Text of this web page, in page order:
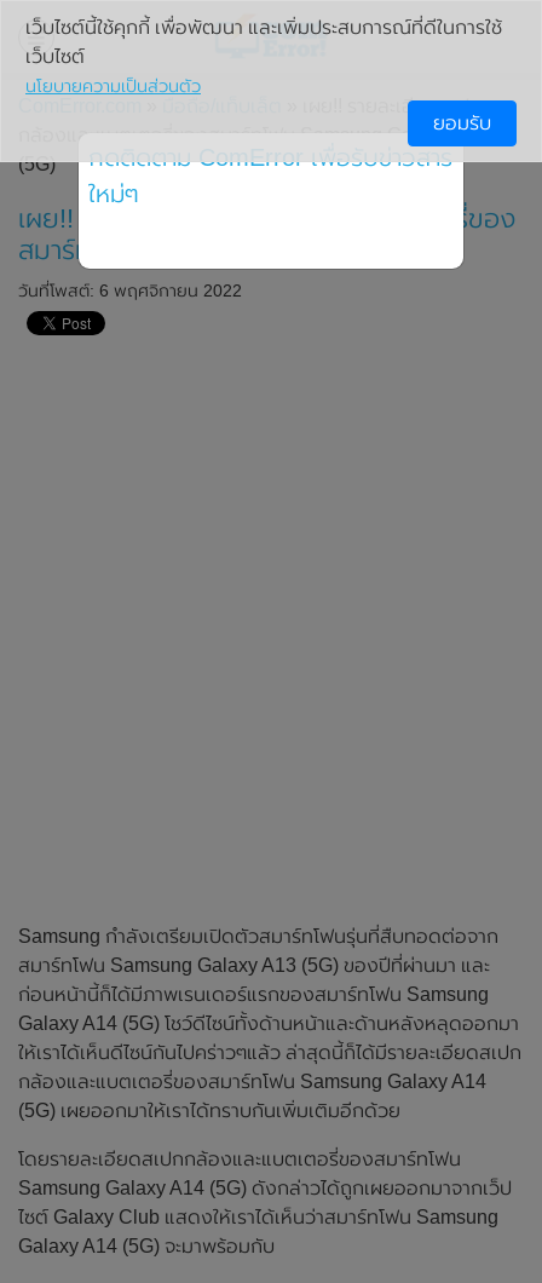
» เผย!! รายละเอียดสเปก
กล้องและแบตเตอรี่ของสมาร์ทโฟน Samsung Galaxy A14
(5G)
เผย!! รายละเอียดสเปกกล้องและแบตเตอรี่ของ
สมาร์ทโฟน Samsung Galaxy A14 (5G)
วันที่โพสต์: 6 พฤศจิกายน 2022
Samsung กำลังเตรียมเปิดตัวสมาร์ทโฟนรุ่นที่สืบทอดต่อจาก
สมาร์ทโฟน Samsung Galaxy A13 (5G) ของปีที่ผ่านมา และ
ก่อนหน้านี้ก็ได้มีภาพเรนเดอร์แรกของสมาร์ทโฟน Samsung
Galaxy A14 (5G) โชว์ดีไซน์ทั้งด้านหน้าและด้านหลังหลุดออกมา
ให้เราได้เห็นดีไซน์กันไปคร่าวๆแล้ว ล่าสุดนี้ก็ได้มีรายละเอียดสเปก
กล้องและแบตเตอรี่ของสมาร์ทโฟน Samsung Galaxy A14
(5G) เผยออกมาให้เราได้ทราบกันเพิ่มเติมอีกด้วย
โดยรายละเอียดสเปกกล้องและแบตเตอรี่ของสมาร์ทโฟน
Samsung Galaxy A14 (5G) ดังกล่าวได้ถูกเผยออกมาจากเว็ป
ไซต์ Galaxy Club แสดงให้เราได้เห็นว่าสมาร์ทโฟน Samsung
Galaxy A14 (5G) จะมาพร้อมกับ
เว็บไซต์นี้ใช้คุกกี้ เพื่อพัฒนา และเพิ่มประสบการณ์ที่ดีในการใช้
เว็บไซต์
นโยบายความเป็นส่วนตัว
ยอมรับ
กดติดตาม ComError เพื่อรับข่าวสาร
ใหม่ๆ